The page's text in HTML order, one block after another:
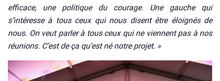
effi­cace, une poli­tique du cou­rage. Une gauche qui
s’intéresse à tous ceux qui nous disent être éloi­gnés de
nous. On veut par­ler à tous ceux qui ne viennent pas à nos
réunions. C’est de ça qu’est né notre pro­jet. »